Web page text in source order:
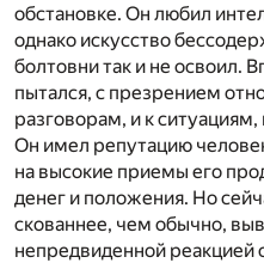
обстановке. Он любил
однако искусство
болтовни так и не освоил.
пытался, с презрением
разговорам, и к
Он имел репутацию
на высокие приемы его
денег и положения. Но
скованнее, чем обычно,
непредвиденной реакцией